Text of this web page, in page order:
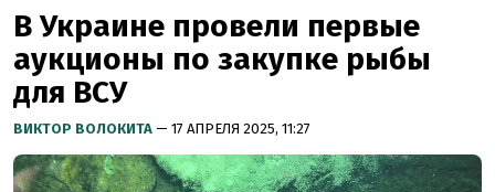
В Украине провели первые
аукционы по закупке рыбы
для ВСУ
ВИКТОР ВОЛОКИТА — 17 АПРЕЛЯ 2025, 11:27